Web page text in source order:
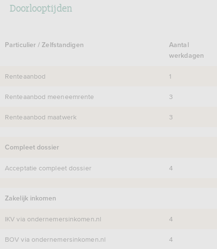
Doorlooptijden
Particulier / Zelfstandigen
Aantal
werkdagen
Renteaanbod 1
Renteaanbod meeneemrente 3
Renteaanbod maatwerk 3
Compleet dossier
Acceptatie compleet dossier 4
Zakelijk inkomen
IKV via ondernemersinkomen.nl 4
BOV via ondernemersinkomen.nl 4